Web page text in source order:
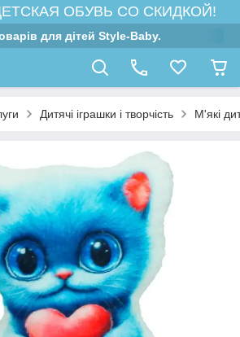
ОБУВЬ СО СКИДКОЙ!
для дітей Style-Baby.
Дитячі іграшки і творчість М'які